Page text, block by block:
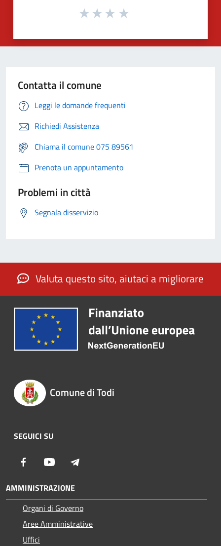
Contatta il comune
Leggi le domande frequenti
Richiedi Assistenza
Chiama il comune 075 89561
Prenota un appuntamento
Problemi in città
Segnala disservizio
Valuta questo sito, aiutaci a migliorare
Comune di Todi
SEGUICI SU
Facebook Youtube
AMMINISTRAZIONE
Organi di Governo
Aree Amministrative
Uffici